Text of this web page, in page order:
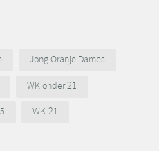
Jong Oranje Dames
WK onder 21
WK-21